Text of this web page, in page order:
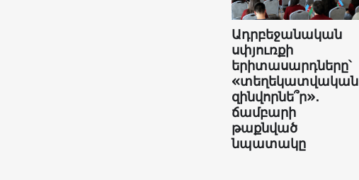
Ադրբեջանական
սփյուռքի
երիտասարդները՝
«տեղեկատվական
զինվորնե՞ր»․
ճամբարի
թաքնված
նպատակը